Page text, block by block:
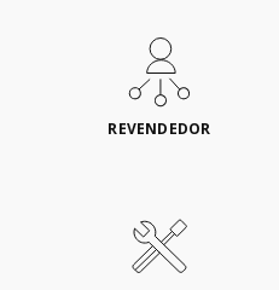
REVENDEDOR